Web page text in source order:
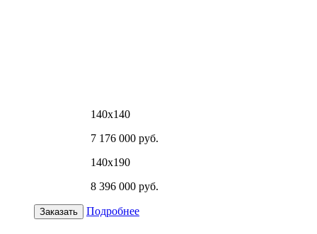
140х140
7 176 000 руб.
140х190
8 396 000 руб.
Заказать Подробнее